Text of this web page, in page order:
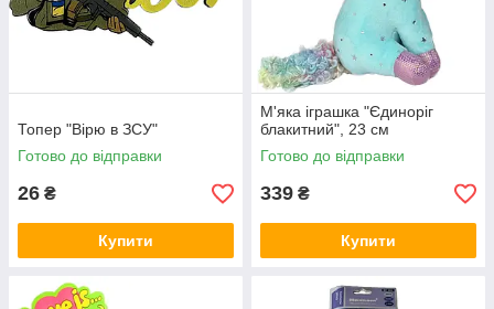
Топер "Вірю в ЗСУ"
Готово до відправки
26 ₴
Купити
М'яка іграшка "Єдиноріг
блакитний", 23 см
Готово до відправки
339 ₴
Купити